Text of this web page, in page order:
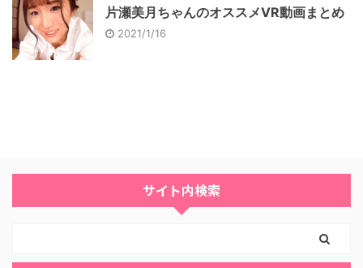
片瀬美月ちゃんのオススメVR動画まとめ
2021/1/16
サイト内検索